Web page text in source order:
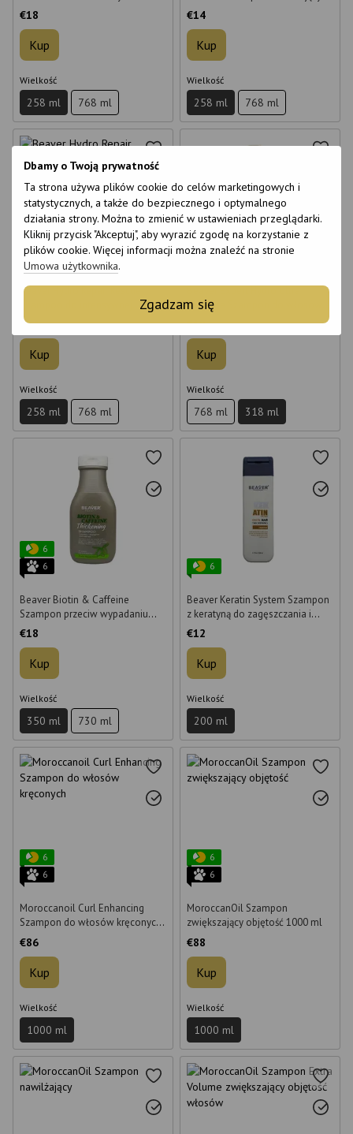
Dbamy o Twoją prywatność
Ta strona używa plików cookie do celów marketingowych i
statystycznych, a także do bezpiecznego i optymalnego
działania strony. Można to zmienić w ustawieniach przeglądarki.
Kliknij przycisk "Akceptuj", aby wyrazić zgodę na korzystanie z
plików cookie. Więcej informacji można znaleźć na stronie
Umowa użytkownika.
Zgadzam się
Energizing Multi-Protection
€18
Kup
Wielkość
258 ml 768 ml
258ml
€14
Kup
Wielkość
258 ml 768 ml
6
6
Beaver Hydro Repair Rescue
odbudowy zniszczonych włosów
258 ml
€14
Kup
Wielkość
258 ml 768 ml
6
Moisture Szampon do włosów
ml
€18
Kup
Wielkość
768 ml 318 ml
6
6
Beaver Biotin & Caffeine
Szampon przeciw wypadaniu
włosów 350 ml
€18
Kup
Wielkość
350 ml 730 ml
6
Beaver Keratin System Szampon
z keratyną do zagęszczania i
pogrubiania włosów 200 ml
€12
Kup
Wielkość
200 ml
6
6
Moroccanoil Curl Enhancing
Szampon do włosów kręconych
1000 ml
€86
Kup
Wielkość
1000 ml
6
6
MoroccanOil Szampon
zwiększający objętość 1000 ml
€88
Kup
Wielkość
1000 ml